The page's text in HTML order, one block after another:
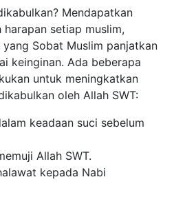
Mendapatkan
setiap muslim,
Sobat Muslim panjatkan
keinginan. Ada beberapa
untuk meningkatkan
oleh Allah SWT:
keadaan suci sebelum
Allah SWT.
kepada Nabi